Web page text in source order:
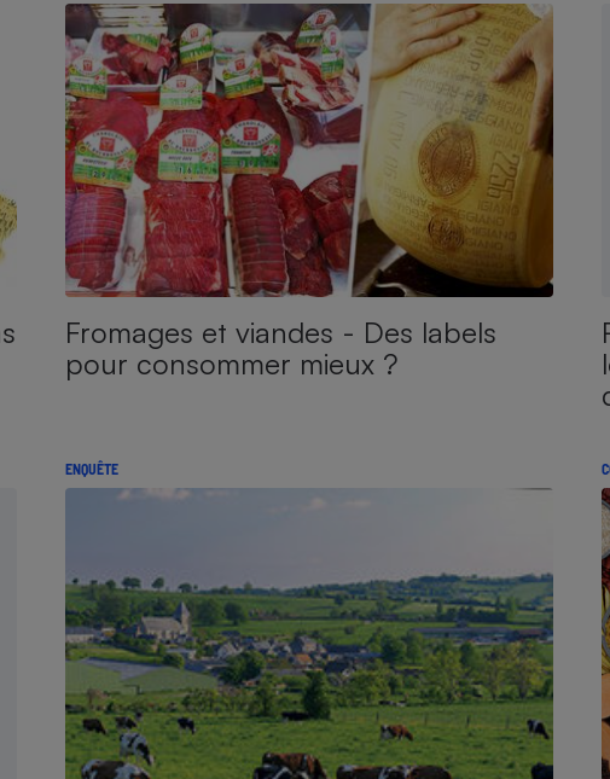
Fromages et viandes - Des labels
pour consommer mieux ?
ENQUÊTE